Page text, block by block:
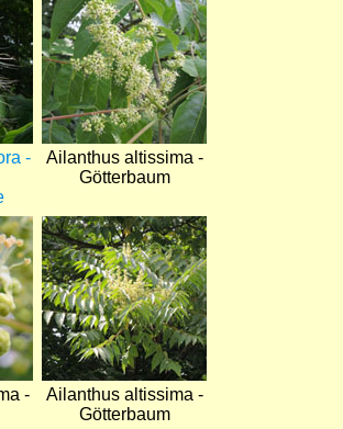
-
Ailanthus altissima -
Götterbaum
-
Bild
Ailanthus altissima -
Götterbaum